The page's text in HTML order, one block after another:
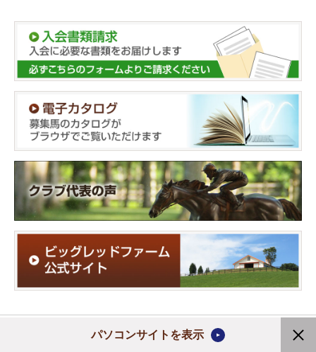
Copyright (C) 2020 Ruffian Turfman Club Ltd.
パソコンサイトを表示